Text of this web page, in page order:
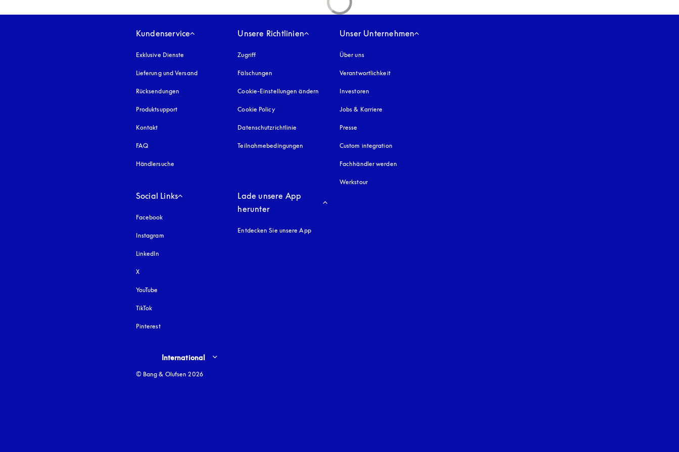
Kundenservice
Exklusive Dienste
Lieferung und Versand
Rücksendungen
Produktsupport
Kontakt
FAQ
Händlersuche
Unsere Richtlinien
Zugriff öffnet sich in einem neuen Tab
Fälschungen öffnet sich in einem neuen Tab
Cookie-Einstellungen ändern
Cookie Policyöffnet sich in einem neuen Tab
Datenschutzrichtlinie öffnet sich in einem neuen Tab
Teilnahmebedingungen
Unser Unternehmen
Über uns
Verantwortlichkeit
Investoren
Jobs & Karriere
Presse
Custom integration
Fachhändler werden
Werkstour
Social Links
Facebook
Instagram
LinkedIn
X
YouTube
TikTok
Pinterest
Lade unsere App
herunter
Entdecken Sie unsere App
Select country and language
International
© Bang & Olufsen 2026